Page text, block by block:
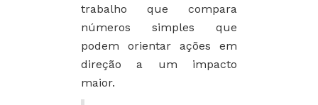
trabalho que compara
números simples que
podem orientar ações em
direção a um impacto
maior.